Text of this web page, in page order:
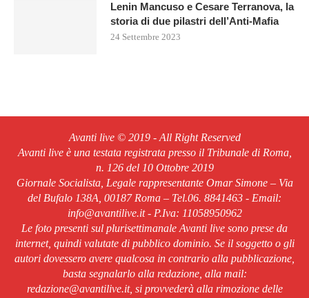
Lenin Mancuso e Cesare Terranova, la
storia di due pilastri dell’Anti-Mafia
24 Settembre 2023
Avanti live © 2019 - All Right Reserved
Avanti live è una testata registrata presso il Tribunale di Roma,
n. 126 del 10 Ottobre 2019
Giornale Socialista, Legale rappresentante Omar Simone – Via
del Bufalo 138A, 00187 Roma – Tel.06. 8841463 - Email:
info@avantilive.it - P.Iva: 11058950962
Le foto presenti sul plurisettimanale Avanti live sono prese da
internet, quindi valutate di pubblico dominio. Se il soggetto o gli
autori dovessero avere qualcosa in contrario alla pubblicazione,
basta segnalarlo alla redazione, alla mail:
redazione@avantilive.it, si provvederà alla rimozione delle